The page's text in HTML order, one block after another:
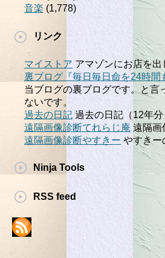
音楽 (1,778)
リンク
マイストア アマゾンにお店を出
裏ブログ『毎日毎日命を24時間
当ブログの裏ブログです。と言
ないです。
過去の日記 過去の日記（12年分
遠隔画像診断てれらじ庵 遠隔画
遠隔画像診断やすきー やすきー
Ninja Tools
RSS feed